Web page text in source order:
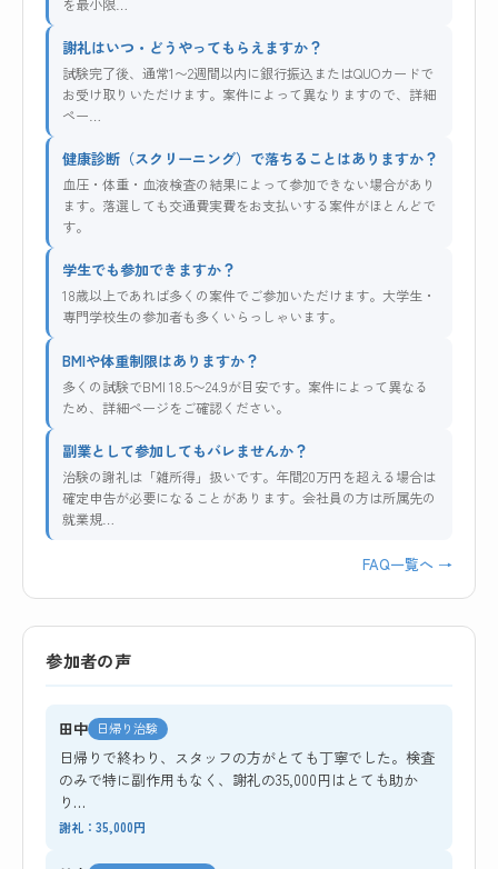
謝礼はいつ・どうやってもらえますか？
試験完了後、通常1〜2週間以内に銀行振込またはQUOカードで
お受け取りいただけます。案件によって異なりますので、詳細
ペー…
健康診断（スクリーニング）で落ちることはありますか？
血圧・体重・血液検査の結果によって参加できない場合があり
ます。落選しても交通費実費をお支払いする案件がほとんどで
す。
学生でも参加できますか？
18歳以上であれば多くの案件でご参加いただけます。大学生・
専門学校生の参加者も多くいらっしゃいます。
BMIや体重制限はありますか？
多くの試験でBMI 18.5〜24.9が目安です。案件によって異なる
ため、詳細ページをご確認ください。
副業として参加してもバレませんか？
治験の謝礼は「雑所得」扱いです。年間20万円を超える場合は
確定申告が必要になることがあります。会社員の方は所属先の
就業規…
FAQ一覧へ →
参加者の声
田中 日帰り治験
日帰りで終わり、スタッフの方がとても丁寧でした。検査
のみで特に副作用もなく、謝礼の35,000円はとても助か
り…
謝礼：35,000円